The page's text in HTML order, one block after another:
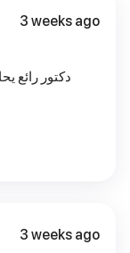
3 weeks ago
دكتور رائع
3 weeks ago